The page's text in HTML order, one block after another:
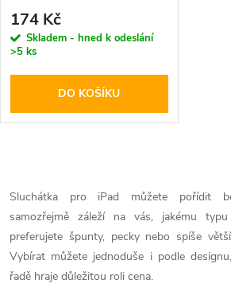
174 Kč
Skladem - hned k odeslání
>5 ks
DO KOŠÍKU
v
l
á
Sluchátka pro iPad můžete pořídit
samozřejmě záleží na vás, jakému
preferujete špunty, pecky nebo spíše
Vybírat můžete jednoduše i podle
řadě hraje důležitou roli cena.